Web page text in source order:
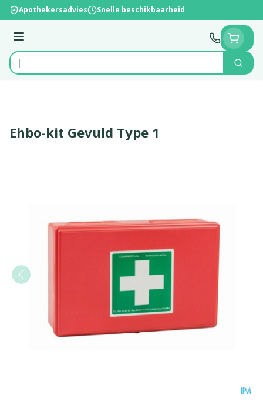
Ga naar de inhoud
Apothekersadvies Snelle beschikbaarheid
Menu
Product, merk, categorie...
Zoek
Ehbo-kit Gevuld Type 1